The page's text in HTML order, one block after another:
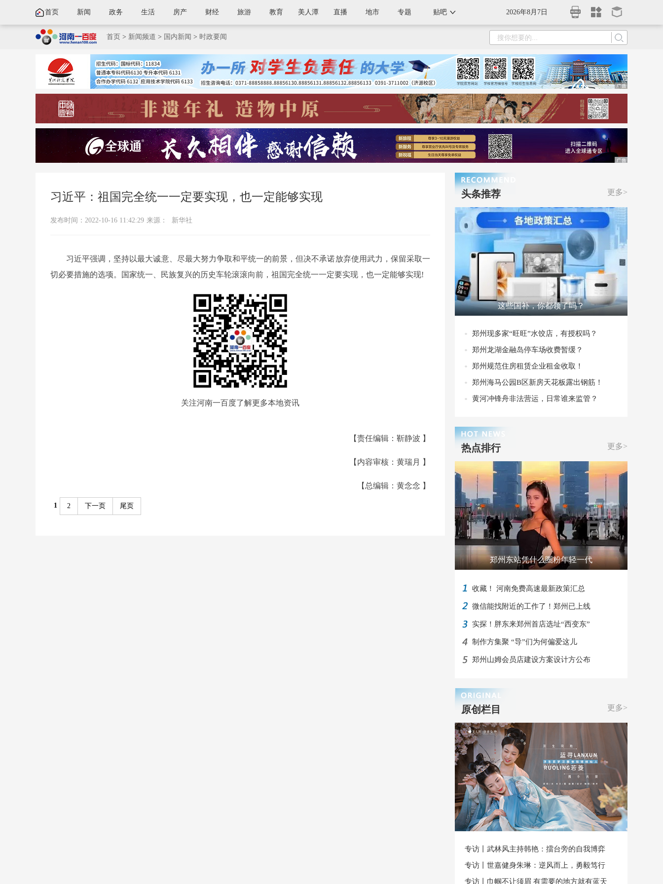
2026年8月7日
首页 新闻 政务 生活 房产 财经 旅游 教育 美人潭 直播 地市 专题 贴吧
首页 > 新闻频道 > 国内新闻 > 时政要闻
习近平：祖国完全统一一定要实现，也一定能够实现
发布时间：2022-10-16 11:42:29 来源： 新华社
习近平强调，坚持以最大诚意、尽最大努力争取和平统一的前景，但决不承诺放弃使用武力，保留采取一
切必要措施的选项。国家统一、民族复兴的历史车轮滚滚向前，祖国完全统一一定要实现，也一定能够实现! ​​​
关注河南一百度了解更多本地资讯
【责任编辑：靳静波 】
【内容审核：黄瑞月 】
【总编辑：黄念念 】
1 2 下一页 尾页
更多>
头条推荐
这些国补，你都领了吗？
郑州现多家“旺旺”水饺店，有授权吗？
郑州龙湖金融岛停车场收费暂缓？
郑州规范住房租赁企业租金收取！
郑州海马公园B区新房天花板露出钢筋！
黄河冲锋舟非法营运，日常谁来监管？
更多>
热点排行
郑州东站凭什么圈粉年轻一代
收藏！ 河南免费高速最新政策汇总
微信能找附近的工作了！郑州已上线
实探！胖东来郑州首店选址“西变东”
制作方集聚 “导”们为何偏爱这儿
郑州山姆会员店建设方案设计方公布
更多>
原创栏目
专访丨武林风主持韩艳：擂台旁的自我博弈
专访丨世嘉健身朱琳：逆风而上，勇毅笃行
专访丨巾帼不让须眉 有需要的地方就有蓝天